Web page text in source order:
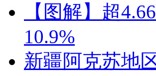
【图解】超
10.9%
新疆阿克苏地